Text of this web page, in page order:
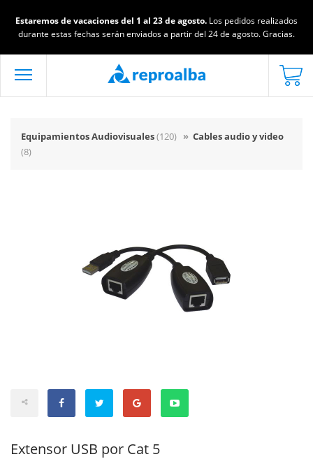
Estaremos de vacaciones del 1 al 23 de agosto. Los pedidos realizados
durante estas fechas serán enviados a partir del 24 de agosto. Gracias.
Equipamientos Audiovisuales(120) » Cables audio y video
(8)
Extensor USB por Cat 5